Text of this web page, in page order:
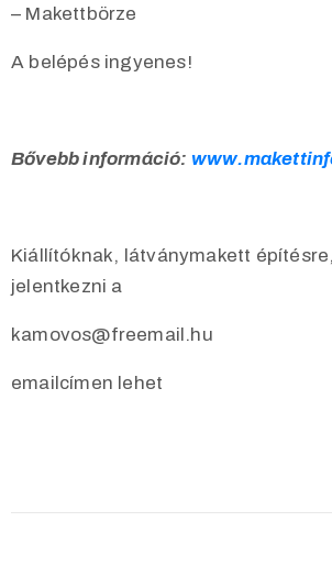
– Makettbörze
A belépés ingyenes!
Bővebb információ:
Kiállítóknak, látványmakett
jelentkezni a
kamovos@freemail.hu
emailcímen lehet